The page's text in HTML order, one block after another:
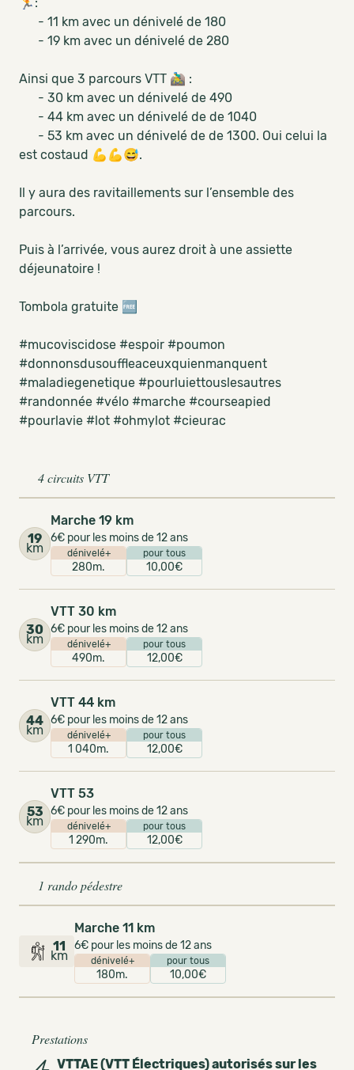
- 11 km avec un dénivelé de 180
- 19 km avec un dénivelé de 280
Ainsi que 3 parcours VTT 🚵‍♂️ :
- 30 km avec un dénivelé de 490
- 44 km avec un dénivelé de de 1040
- 53 km avec un dénivelé de de 1300. Oui celui la
est costaud 💪💪😅.
Il y aura des ravitaillements sur l’ensemble des
parcours.
Puis à l’arrivée, vous aurez droit à une assiette
déjeunatoire !
Tombola gratuite 🆓
#mucoviscidose #espoir #poumon
#donnonsdusouffleaceuxquienmanquent
#maladiegenetique #pourluiettouslesautres
#randonnée #vélo #marche #courseapied
#pourlavie #lot #ohmylot #cieurac
4 circuits VTT
19
km
Marche 19 km
6€ pour les moins de 12 ans
dénivelé+
280m.
pour tous
10,00€
30
km
VTT 30 km
6€ pour les moins de 12 ans
dénivelé+
490m.
pour tous
12,00€
44
km
VTT 44 km
6€ pour les moins de 12 ans
dénivelé+
1 040m.
pour tous
12,00€
53
km
VTT 53
6€ pour les moins de 12 ans
dénivelé+
1 290m.
pour tous
12,00€
1 rando pédestre
11
km
Marche 11 km
6€ pour les moins de 12 ans
dénivelé+
180m.
pour tous
10,00€
Prestations
VTTAE (VTT Électriques) autorisés sur les